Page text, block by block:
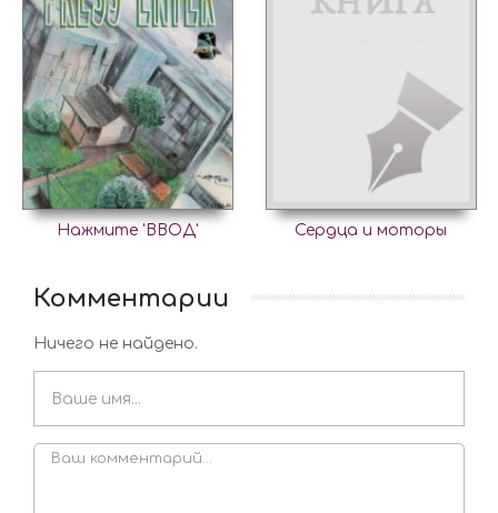
Нажмите 'ВВОД' Сердца и моторы
Комментарии
Ничего не найдено.